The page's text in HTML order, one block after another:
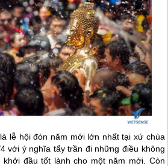
lễ hội đón năm mới lớn nhất tại xứ chùa
với ý nghĩa tẩy trần đi những điều không
đầu tốt lành cho một năm mới. Còn